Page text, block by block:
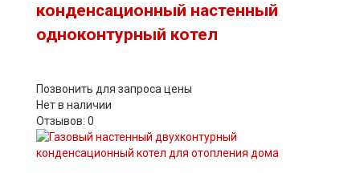
конденсационный настенный
одноконтурный котел
Позвонить для запроса цены
Нет в наличии
Отзывов: 0